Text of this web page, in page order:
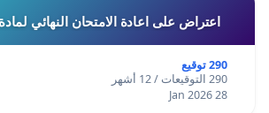
اعتراض على اعادة الامتحان النهائي
290 توقيع
290 التوقيعات / 12 أشهر
28 Jan 2026